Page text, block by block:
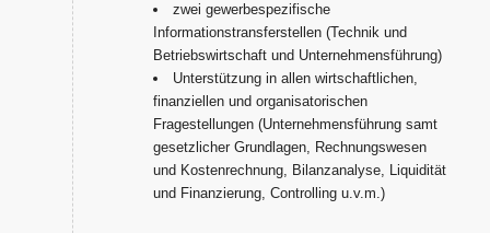
zwei gewerbespezifische
Informationstransferstellen (Technik und
Betriebswirtschaft und Unternehmensführung)
Unterstützung in allen wirtschaftlichen,
finanziellen und organisatorischen
Fragestellungen (Unternehmensführung samt
gesetzlicher Grundlagen, Rechnungswesen
und Kostenrechnung, Bilanzanalyse, Liquidität
und Finanzierung, Controlling u.v.m.)